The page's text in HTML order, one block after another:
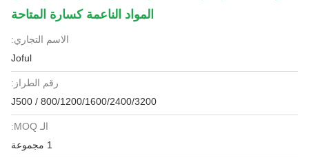
المواد الناعمة كسارة المتاحة
الاسم التجاري:
Joful
رقم الطراز:
J500 / 800/1200/1600/2400/3200
الـ MOQ:
1 مجموعة